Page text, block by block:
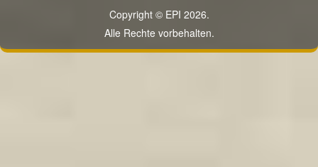
Copyright © EPI 2026.
Alle Rechte vorbehalten.